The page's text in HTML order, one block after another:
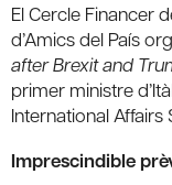
El Cercle Financer
d’Amics del País
after Brexit and
primer ministre
International Affairs
Imprescindible